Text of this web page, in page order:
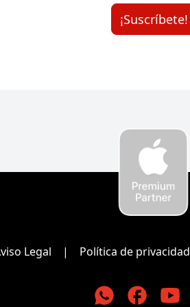
¡Suscríbete!
Legal
| Política de privacidad